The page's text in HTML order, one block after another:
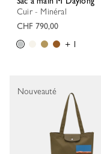
Cuir - Minéral
CHF 790,00
+ 1
Nouveauté